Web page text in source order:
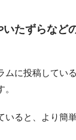
たずらなど
に投稿してい
いると、より簡